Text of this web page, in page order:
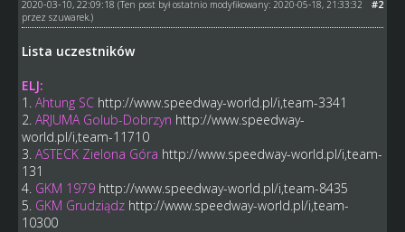
#2
2020-03-10, 22:09:18 (Ten post był ostatnio modyfikowany: 2020-05-18, 21:33:32
przez szuwarek.)
Lista uczestników
ELJ:
1. Ahtung SC http://www.speedway-world.pl/i,team-3341
2. ARJUMA Golub-Dobrzyn http://www.speedway-
world.pl/i,team-11710
3. ASTECK Zielona Góra http://www.speedway-world.pl/i,team-
131
4. GKM 1979 http://www.speedway-world.pl/i,team-8435
5. GKM Grudziądz http://www.speedway-world.pl/i,team-
10300